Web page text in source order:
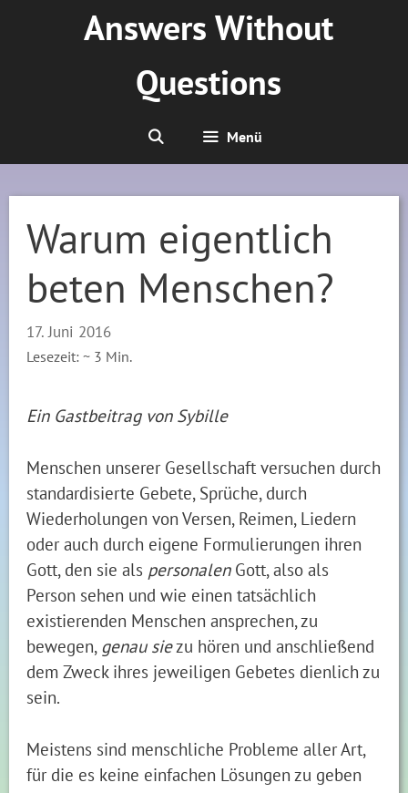
Answers Without
Questions
Menü
Warum eigentlich
beten Menschen?
17. Juni 2016
Lesezeit: ~ 3 Min.
Ein Gastbeitrag von Sybille
Menschen unserer Gesellschaft versuchen durch
standardisierte Gebete, Sprüche, durch
Wiederholungen von Versen, Reimen, Liedern
oder auch durch eigene Formulierungen ihren
Gott, den sie als personalenGott, also als
Person sehen und wie einen tatsächlich
existierenden Menschen ansprechen, zu
bewegen, genau siezu hören und anschließend
dem Zweck ihres jeweiligen Gebetes dienlich zu
sein.
Meistens sind menschliche Probleme aller Art,
für die es keine einfachen Lösungen zu geben